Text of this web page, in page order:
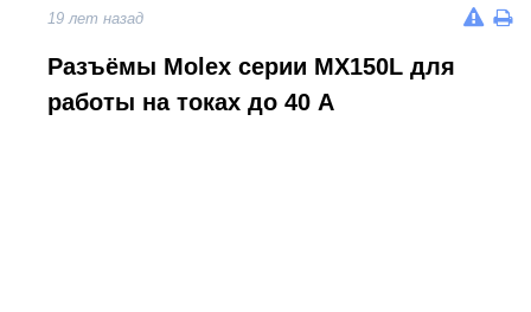
19 лет назад
Разъёмы Molex серии MX150L для
работы на токах до 40 А